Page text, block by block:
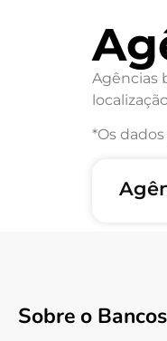
Agências
*Os
Sobre o Bancos